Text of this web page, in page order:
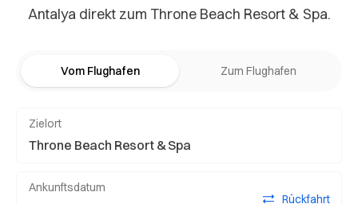
Antalya direkt zum Throne Beach Resort & Spa.
Vom Flughafen Zum Flughafen
Zielort
Ankunftsdatum
Rückfahrt